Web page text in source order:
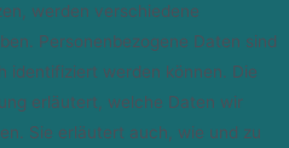
werden verschiedene
Personenbezogene Daten sind
identifiziert werden können. Die
erläutert, welche Daten wir
Sie erläutert auch, wie und zu